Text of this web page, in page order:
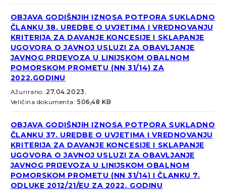
OBJAVA GODIŠNJIH IZNOSA POTPORA SUKLADNO
ČLANKU 38. UREDBE O UVJETIMA I VREDNOVANJU
KRITERIJA ZA DAVANJE KONCESIJE I SKLAPANJE
UGOVORA O JAVNOJ USLUZI ZA OBAVLJANJE
JAVNOG PRIJEVOZA U LINIJSKOM OBALNOM
POMORSKOM PROMETU (NN 31/14) ZA
2022.GODINU
Ažurirano: 27.04.2023.
Veličina dokumenta:506,48 KB
OBJAVA GODIŠNJIH IZNOSA POTPORA SUKLADNO
ČLANKU 37. UREDBE O UVJETIMA I VREDNOVANJU
KRITERIJA ZA DAVANJE KONCESIJE I SKLAPANJE
UGOVORA O JAVNOJ USLUZI ZA OBAVLJANJE
JAVNOG PRIJEVOZA U LINIJSKOM OBALNOM
POMORSKOM PROMETU (NN 31/14) I ČLANKU 7.
ODLUKE 2012/21/EU ZA 2022. GODINU